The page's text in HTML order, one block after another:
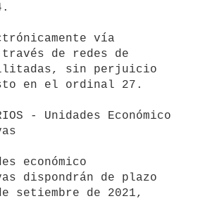
de redes de
sin perjuicio
en el ordinal 27.
- Unidades Económico
dispondrán de plazo
setiembre de 2021,